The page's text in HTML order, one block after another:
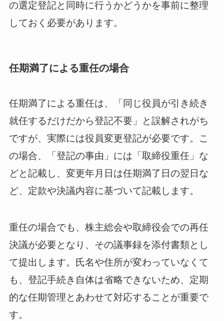
の選定登記と同時に行うかどうかを事前に整理
しておく必要があります。
任期満了による重任の場合
任期満了による重任は、「同じ役員が引き続き
就任するだけだから登記不要」と誤解されがち
ですが、実際には役員変更登記が必要です。こ
の場合、「登記の事由」には「取締役重任」な
どと記載し、変更年月日は任期満了日の翌日な
ど、定款や決議内容に基づいて記載します。
重任の場合でも、株主総会や取締役会での再任
決議が必要となり、その議事録を添付書類とし
て提出します。氏名や住所が変わっていなくて
も、登記手続き自体は省略できないため、定期
的な任期管理とあわせて対応することが重要で
す。